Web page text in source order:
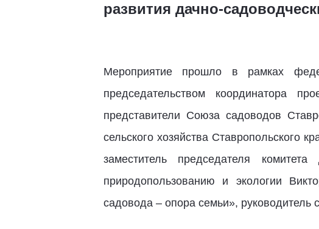
развития дачно-
Мероприятие прошло в рамках
председательством координатора
представители Союза садоводов
сельского хозяйства Ставропольского
заместитель председателя
природопользованию и экологии
садовода – опора семьи»,